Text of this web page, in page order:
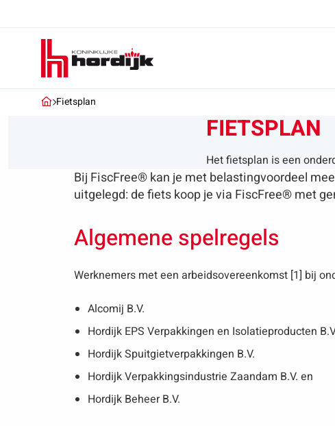
Koninklijke
Hordijk
Fietsplan
FIETSPLAN
Het fietsplan is een
Bij FiscFree® kan je met belastingvoordeel
uitgelegd: de fiets koop je via FiscFree® met
Algemene spelregels
Werknemers met een arbeidsovereenkomst [1] bij
Alcomij B.V.
Hordijk EPS Verpakkingen en Isolatieproducten
Hordijk Spuitgietverpakkingen B.V.
Hordijk Verpakkingsindustrie Zaandam B.V. en
Hordijk Beheer B.V.